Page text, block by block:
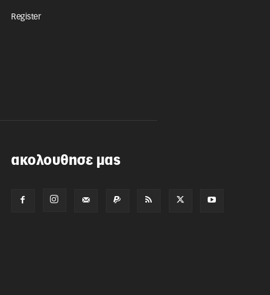
Register
ακολουθησε μας